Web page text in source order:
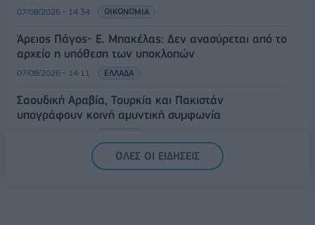
07/08/2026 - 14:34 ΟΙΚΟΝΟΜΙΑ
Άρειος Πάγος- Ε. Μπακέλας: Δεν ανασύρεται από το
αρχείο η υπόθεση των υποκλοπών
07/08/2026 - 14:11 ΕΛΛΑΔΑ
Σαουδική Αραβία, Τουρκία και Πακιστάν
υπογράφουν κοινή αμυντική συμφωνία
ΟΛΕΣ ΟΙ ΕΙΔΗΣΕΙΣ